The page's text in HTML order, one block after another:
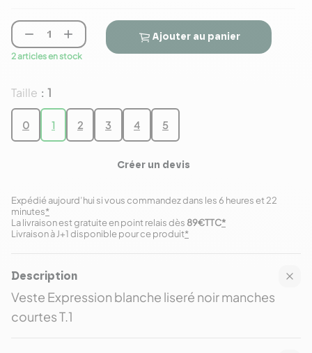
Taille : 1
0 1 2 3 4 5
 
2 articles en stock
Ajouter au panier
Créer un devis
Expédié aujourd’hui si vous commandez dans les 6 heures et 22
minutes*
Livraison à J+1 disponible pour ce produit*
La livraison est gratuite en point relais dès 89€TTC*
Description
Veste Expression blanche liseré noir manches
courtes T.1